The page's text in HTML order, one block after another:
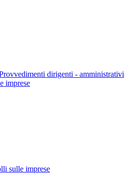
dirigenti - amministrativi
imprese
sulle imprese